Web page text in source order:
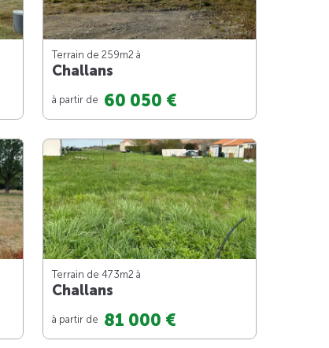
Terrain de 259m2 à
Challans
à partir de 60 050 €
Terrain de 473m2 à
Challans
à partir de 81 000 €